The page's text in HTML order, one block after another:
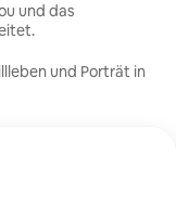
und das
und Porträt in